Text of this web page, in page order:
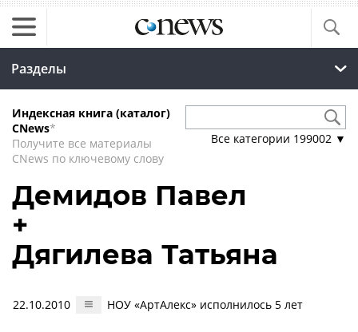
Разделы
Индексная книга (каталог)
CNews*
Получите все материалы
CNews по ключевому слову
Все категории 199002 ▼
Демидов Павел
+
Дягилева Татьяна
22.10.2010 НОУ «АртАлекс» исполнилось 5 лет